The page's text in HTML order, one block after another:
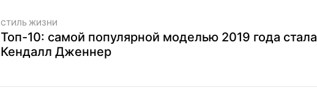
СТИЛЬ ЖИЗНИ
Топ-10: самой популярной моделью 2019 года стала
Кендалл Дженнер